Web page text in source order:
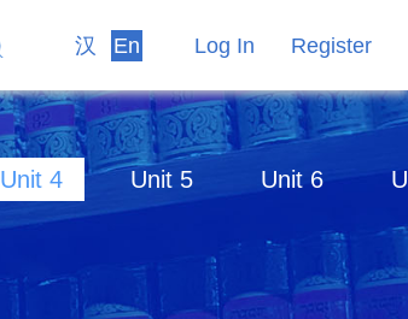
汉 En Log In Register
Unit 4 Unit 5 Unit 6